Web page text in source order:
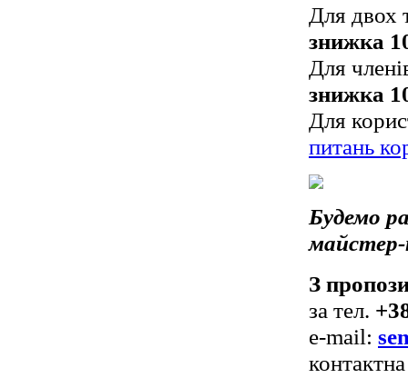
Для двох
знижка
Для
знижка
Для
питань
Будемо
З
за тел.
e-mail: